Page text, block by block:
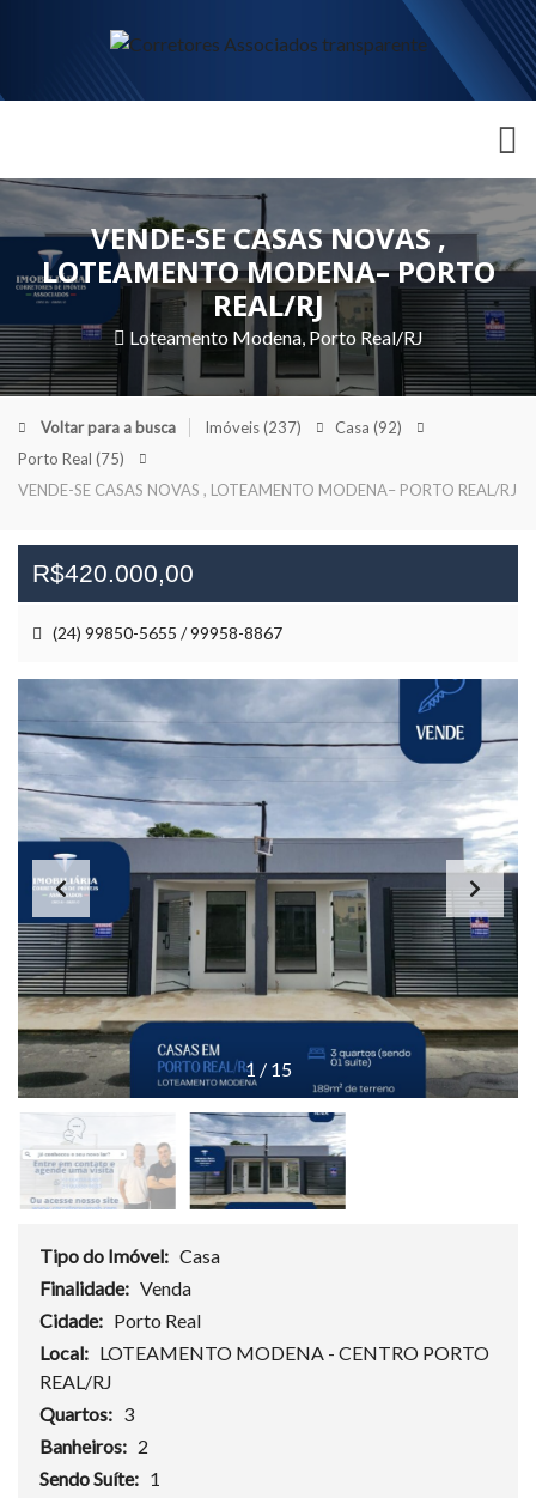
VENDE-SE CASAS NOVAS ,
LOTEAMENTO MODENA– PORTO
REAL/RJ
Loteamento Modena, Porto Real/RJ
Voltar para a busca Imóveis(237) Casa (92)
Porto Real (75)
VENDE-SE CASAS NOVAS , LOTEAMENTO MODENA– PORTO REAL/RJ
R$420.000,00
(24) 99850-5655 / 99958-8867
1 / 15
Tipo do Imóvel: Casa
Finalidade: Venda
Cidade: Porto Real
Local: LOTEAMENTO MODENA - CENTRO PORTO
REAL/RJ
Quartos: 3
Banheiros: 2
Sendo Suíte: 1